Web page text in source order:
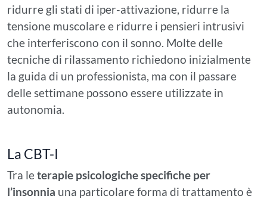
ridurre gli stati di iper-attivazione, ridurre la
tensione muscolare e ridurre i pensieri intrusivi
che interferiscono con il sonno. Molte delle
tecniche di rilassamento richiedono inizialmente
la guida di un professionista, ma con il passare
delle settimane possono essere utilizzate in
autonomia.
La CBT-I
Tra leterapie psicologiche specifiche per
l’insonnia una particolare forma di trattamento è